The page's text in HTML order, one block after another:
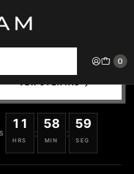
0
100 ml
SELECCIONADOS
11
HRS
:
58
MIN
:
59
SEG